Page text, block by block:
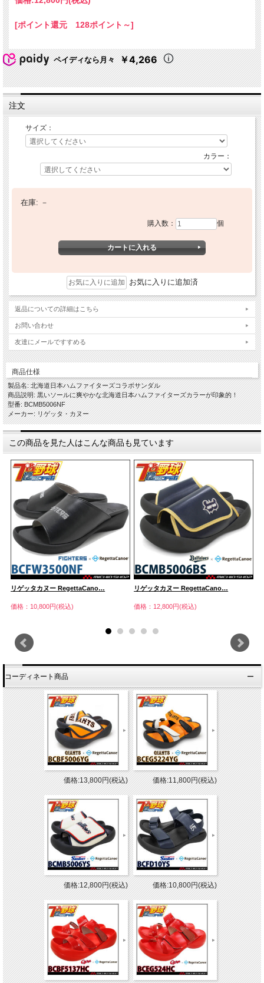
[ポイント還元 128ポイント～]
ペイディなら月々 ￥4,266
注文
サイズ：
カラー：
在庫: －
購入数： 個
お気に入りに追加済
返品についての詳細はこちら
お問い合わせ
友達にメールですすめる
商品仕様
製品名: 北海道日本ハムファイターズコラボサンダル
商品説明: 黒いソールに爽やかな北海道日本ハムファイターズカラーが印象的！
型番: BCMB5006NF
メーカー: リゲッタ・カヌー
この商品を見た人はこんな商品も見ています
リゲッタカヌー RegettaCano…
価格：10,800円(税込)
リゲッタカヌー RegettaCano…
価格：12,800円(税込)
コーディネート商品
価格:13,800円(税込) 価格:11,800円(税込)
価格:12,800円(税込) 価格:10,800円(税込)